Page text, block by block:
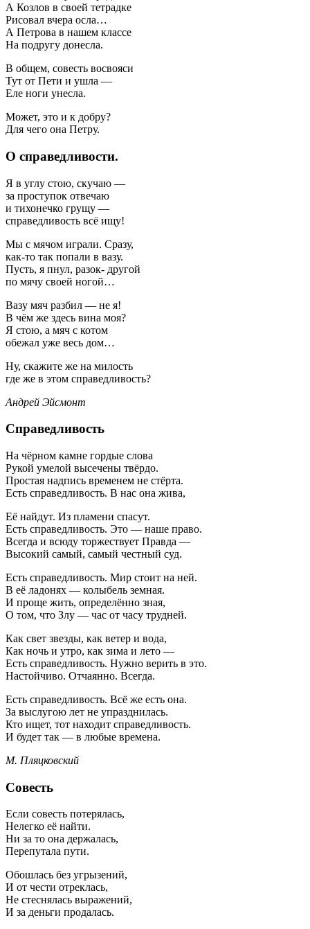
А Козлов в своей тетрадке
Рисовал вчера осла…
А Петрова в нашем классе
На подругу донесла.
В общем, совесть восвояси
Тут от Пети и ушла —
Еле ноги унесла.
Может, это и к добру?
Для чего она Петру.
О справедливости.
Я в углу стою, скучаю —
за проступок отвечаю
и тихонечко грущу —
справедливость всё ищу!
Мы с мячом играли. Сразу,
как-то так попали в вазу.
Пусть, я пнул, разок- другой
по мячу своей ногой…
Вазу мяч разбил — не я!
В чём же здесь вина моя?
Я стою, а мяч с котом
обежал уже весь дом…
Ну, скажите же на милость
где же в этом справедливость?
Андрей Эйсмонт
Справедливость
На чёрном камне гордые слова
Рукой умелой высечены твёрдо.
Простая надпись временем не стёрта.
Есть справедливость. В нас она жива,
Её найдут. Из пламени спасут.
Есть справедливость. Это — наше право.
Всегда и всюду торжествует Правда —
Высокий самый, самый честный суд.
Есть справедливость. Мир стоит на ней.
В её ладонях — колыбель земная.
И проще жить, определённо зная,
О том, что Злу — час от часу трудней.
Как свет звезды, как ветер и вода,
Как ночь и утро, как зима и лето —
Есть справедливость. Нужно верить в это.
Настойчиво. Отчаянно. Всегда.
Есть справедливость. Всё же есть она.
За выслугою лет не упразднилась.
Кто ищет, тот находит справедливость.
И будет так — в любые времена.
М. Пляцковский
Совесть
Если совесть потерялась,
Нелегко её найти.
Ни за то она держалась,
Перепутала пути.
Обошлась без угрызений,
И от чести отреклась,
Не стеснялась выражений,
И за деньги продалась.